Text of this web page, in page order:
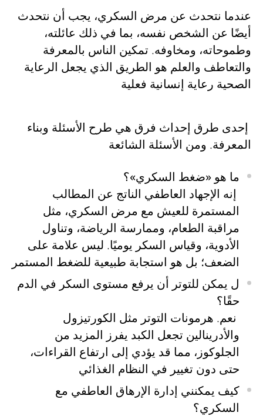
عندما نتحدث عن مرض السكري، يجب أن نتحدث
أيضًا عن الشخص نفسه، بما في ذلك عائلته،
وطموحاته، ومخاوفه. تمكين الناس بالمعرفة
والتعاطف والعلم هو الطريق الذي يجعل الرعاية
الصحية رعاية إنسانية فعلية
إحدى طرق إحداث فرق هي طرح الأسئلة وبناء
المعرفة. ومن الأسئلة الشائعة
ما هو «ضغط السكري»؟
إنه الإجهاد العاطفي الناتج عن المطالب
المستمرة للعيش مع مرض السكري، مثل
مراقبة الطعام، وممارسة الرياضة، وتناول
الأدوية، وقياس السكر يوميًا. ليس علامة على
الضعف؛ بل هو استجابة طبيعية للضغط المستمر
ل يمكن للتوتر أن يرفع مستوى السكر في الدم
حقًا؟
نعم. هرمونات التوتر مثل الكورتيزول
والأدرينالين تجعل الكبد يفرز المزيد من
الجلوكوز، مما قد يؤدي إلى ارتفاع القراءات،
حتى دون تغيير في النظام الغذائي
كيف يمكنني إدارة الإرهاق العاطفي مع
السكري؟